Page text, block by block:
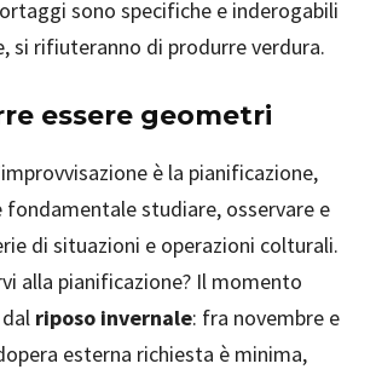
sono specifiche e inderogabili
si rifiuteranno di produrre verdura.
essere geometri
è la pianificazione,
fondamentale studiare, osservare e
di situazioni e operazioni colturali.
alla pianificazione? Il momento
riposo invernale: fra novembre e
esterna richiesta è minima,